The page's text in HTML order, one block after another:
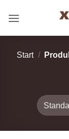
Inhalt
Start /